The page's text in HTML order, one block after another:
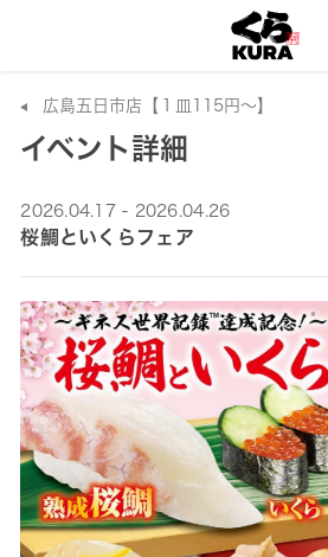
広島五日市店【１皿115円～】
イベント詳細
2026.04.17 - 2026.04.26
桜鯛といくらフェア